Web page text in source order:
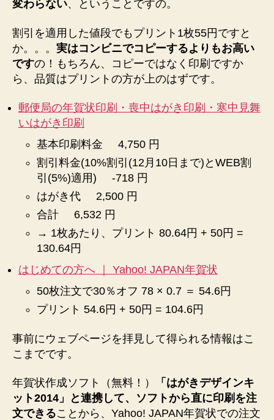
変わらない、ということですの。
割引を適用した値段でもプリント1枚55円ですと
か。。。 実はコンビニでコピーするよりもお高い
ですの！もちろん、コピーではなく印刷ですか
ら、品質はプリントの方が上のはずです。
郵便局の年賀状印刷・喪中はがき印刷・寒中見舞
いはがき印刷
基本印刷料金 4,750 円
割引料金(10%割引(12月10日まで)とWEB割
引(5%)適用) -718 円
はがき代 2,500 円
合計 6,532 円
→ 1枚あたり、プリント 80.64円 + 50円 =
130.64円
はじめての方へ ｜ Yahoo! JAPAN年賀状
50枚注文で30％オフ 78 × 0.7 ＝ 54.6円
プリント 54.6円 + 50円 = 104.6円
事前にウェブページを拝見して得られる情報はこ
こまでです。
年賀状作成ソフト（無料！）
「はがきデザインキ
ット2014」と連携して、ソフトから直に印刷を注
文できることから、Yahoo! JAPAN年賀状での注文